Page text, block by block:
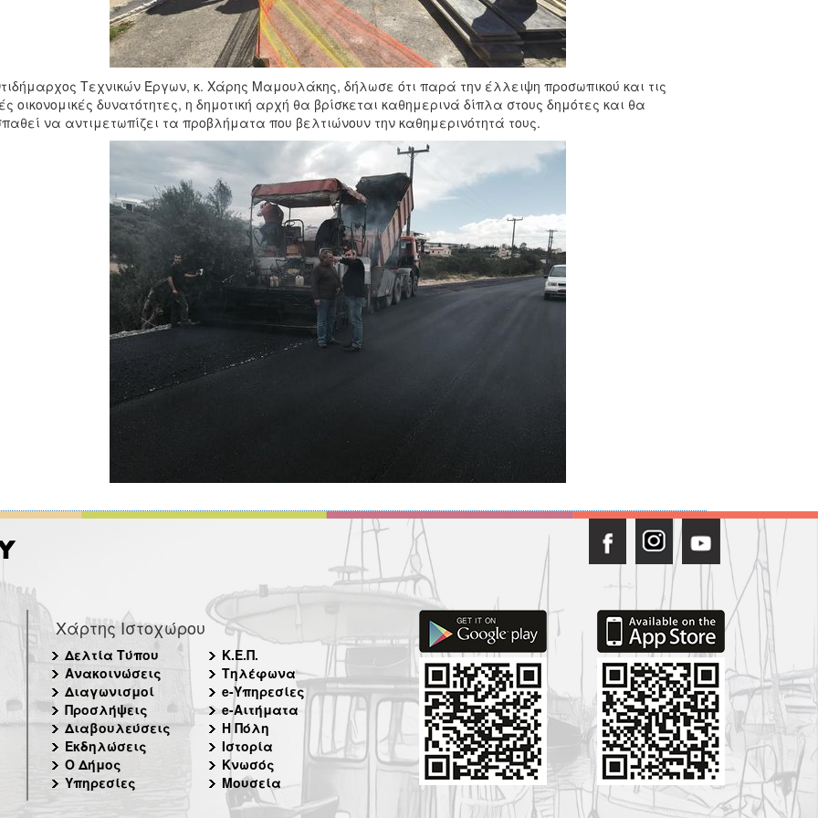
Τεχνικών Έργων, κ. Χάρης Μαμουλάκης, δήλωσε ότι παρά την έλλειψη προσωπικού και τις
οικονομικές δυνατότητες, η δημοτική αρχή θα βρίσκεται καθημερινά δίπλα στους δημότες και θα
να αντιμετωπίζει τα προβλήματα που βελτιώνουν την καθημερινότητά τους.
Χάρτης Ιστοχώρου
Δελτία Τύπου
Ανακοινώσεις
Διαγωνισμοί
Προσλήψεις
Διαβουλεύσεις
Εκδηλώσεις
Ο Δήμος
Υπηρεσίες
Κ.Ε.Π.
Τηλέφωνα
e-Υπηρεσίες
e-Αιτήματα
Η Πόλη
Ιστορία
Κνωσός
Μουσεία